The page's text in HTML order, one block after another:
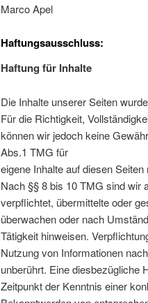
Marco Apel
Haftungsausschluss:
Haftung für Inhalte
Die Inhalte unserer Seiten
Für die Richtigkeit,
können wir jedoch keine
Abs.1 TMG für
eigene Inhalte auf diesen
Nach §§ 8 bis 10 TMG sind wir
verpflichtet, übermittelte oder
überwachen oder nach
Tätigkeit hinweisen.
Nutzung von Informationen
unberührt. Eine diesbezügliche
Zeitpunkt der Kenntnis einer